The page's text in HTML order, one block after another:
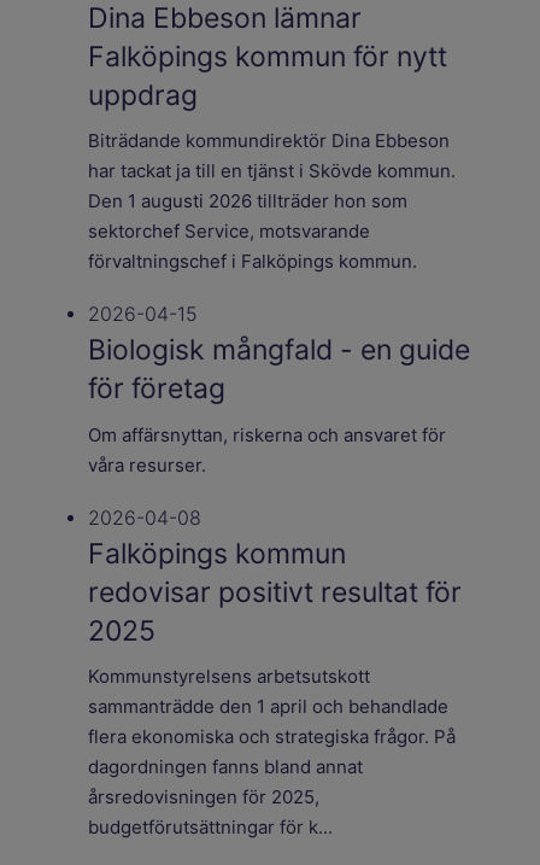
Dina Ebbeson lämnar
Falköpings kommun för nytt
uppdrag
Biträdande kommundirektör Dina Ebbeson
har tackat ja till en tjänst i Skövde kommun.
Den 1 augusti 2026 tillträder hon som
sektorchef Service, motsvarande
förvaltningschef i Falköpings kommun.
2026-04-15
Biologisk mångfald - en guide
för företag
Om affärsnyttan, riskerna och ansvaret för
våra resurser.
2026-04-08
Falköpings kommun
redovisar positivt resultat för
2025
Kommunstyrelsens arbetsutskott
sammanträdde den 1 april och behandlade
flera ekonomiska och strategiska frågor. På
dagordningen fanns bland annat
årsredovisningen för 2025,
budgetförutsättningar för k...